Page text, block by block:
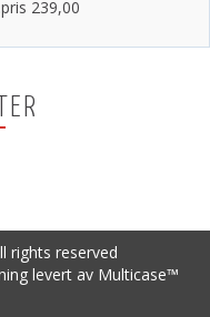
239,00
rights reserved
levert av Multicase™